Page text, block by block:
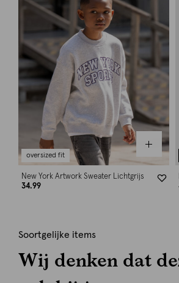
oversized fit
New York Artwork Sweater Lichtgrijs
34.99
Soortgelijke items
Wij denken dat